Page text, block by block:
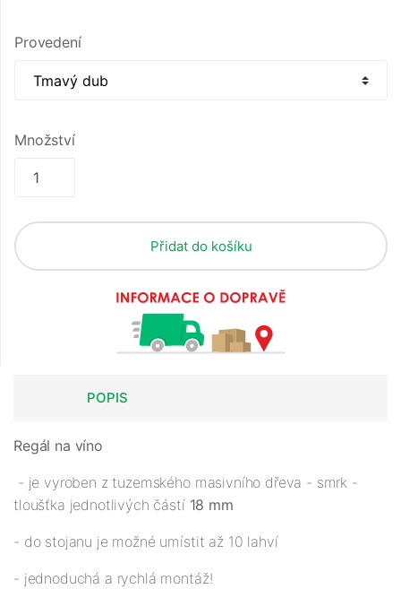
Provedení
Množství
Přidat do košíku
POPIS
Regál na víno
- je vyroben z tuzemského masivního dřeva - smrk -
tloušťka jednotlivých částí 18 mm
- do stojanu je možné umístit až 10 lahví
- jednoduchá a rychlá montáž!